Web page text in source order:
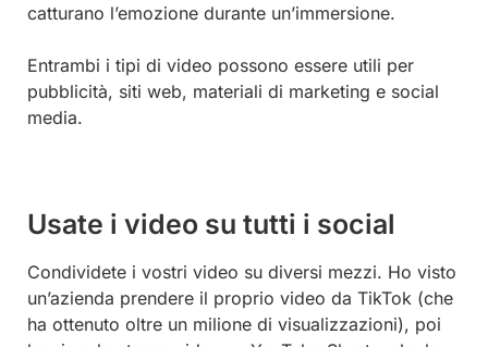
catturano l’emozione durante un’immersione.
Entrambi i tipi di video possono essere utili per
pubblicità, siti web, materiali di marketing e social
media.
Usate i video su tutti i social
Condividete i vostri video su diversi mezzi. Ho visto
un’azienda prendere il proprio video da TikTok (che
ha ottenuto oltre un milione di visualizzazioni), poi